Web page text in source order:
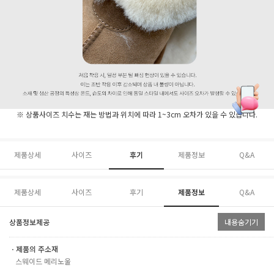
※ 상품사이즈 치수는 재는 방법과 위치에 따라 1~3cm 오차가 있을 수 있습니다.
제품상세 사이즈 후기 제품정보 Q&A
제품상세 사이즈 후기 제품정보 Q&A
상품정보제공 내용숨기기
ㆍ제품의 주소재
스웨이드 메리노울